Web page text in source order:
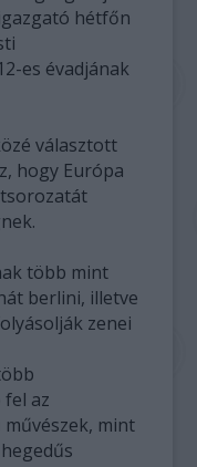
hétfőn
es évadjának
választott
hogy Európa
több mint
berlini, illetve
zenei
az
mint